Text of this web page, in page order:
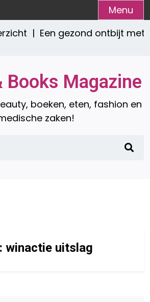
Menu
| Een gezond ontbijt
Books Magazine
boeken, eten, fashion en
zaken!
winactie uitslag